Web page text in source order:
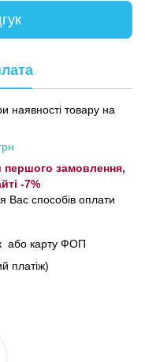
товару на
першого замовлення,
-7%
Вас способів оплати
або карту ФОП
платіж)